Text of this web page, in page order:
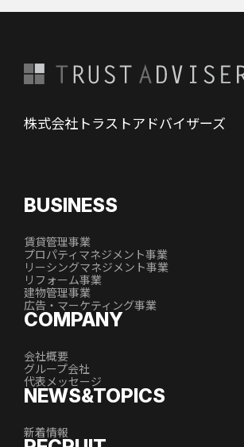
株式会社トラストアドバイザーズ
BUSINESS
賃貸管理事業
プロパティマネジメント事業
リーシングマネジメント事業
リフォーム事業
建物管理事業
広告・マーケティング事業
COMPANY
会社概要
グループ会社
代表メッセージ
NEWS&TOPICS
新着情報